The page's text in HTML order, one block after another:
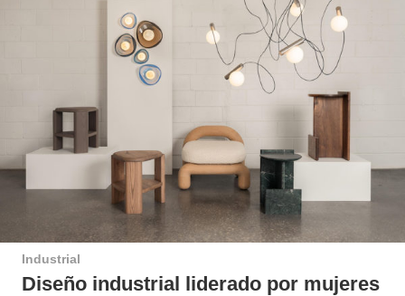
Industrial
Diseño industrial liderado por mujeres